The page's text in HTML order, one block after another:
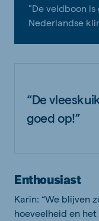
"De veldboon
Nederlandse
“De
goed op!”
Enthousiast
Karin: “We blijven
hoeveelheid en